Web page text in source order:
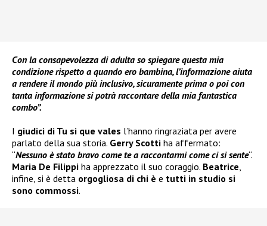
Con la consapevolezza di adulta so spiegare questa mia
condizione rispetto a quando ero bambina, l’informazione aiuta
a rendere il mondo più inclusivo, sicuramente prima o poi con
tanta informazione si potrà raccontare della mia fantastica
combo”.
I giudici di Tu si que vales l’hanno ringraziata per avere
parlato della sua storia. Gerry Scotti ha affermato:
“Nessuno è stato bravo come te a raccontarmi come ci si sente“.
Maria De Filippi ha apprezzato il suo coraggio. Beatrice,
infine, si è detta orgogliosa di chi è e tutti in studio si
sono commossi.